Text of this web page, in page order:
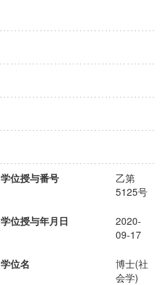
学位授与番号
乙第
5125号
学位授与年月日
2020-
09-17
学位名
博士(社
会学)